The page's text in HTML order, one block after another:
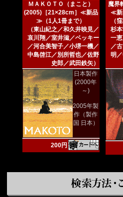
ＭＡＫＯＴＯ（まこと）
(2005)［21×28cm］≪新品
≫（1人1冊まで）
（東山紀之／和久井映見／
哀川翔／室井滋／ベッキー
／河合美智子／小堺一機／
中島啓江／別所哲也／佐野
史郎／武田鉄矢）
日本製作
(2000年
～)
2005年製
作（製作
国 日本）
200円
魔界
≪新
（
杉
一
／
明